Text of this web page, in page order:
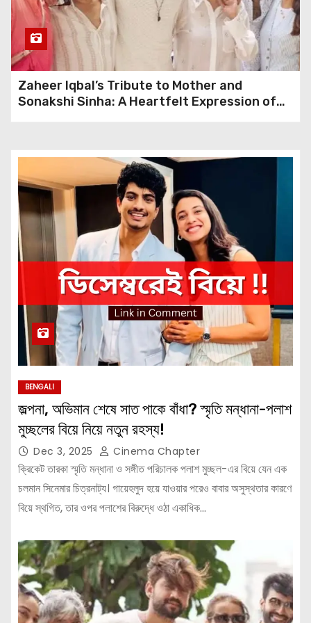
Aparna Nair
Jawan Fever Grips Dubai:
Bollywood Trailer Lights Up
Burj Khalifa
Unveiling Amitabh
Bachchan’s Fear of a
Surprising Creature
Zaheer Iqbal’s Tribute to Mother and
Sonakshi Sinha: A Heartfelt Expression of
BENGALI
জল্পনা, অভিমান শেষে সাত পাকে বাঁধা? স্মৃতি মন্ধানা-পলাশ
মুচ্ছলের বিয়ে নিয়ে নতুন রহস্য!
Dec 3, 2025 Cinema Chapter
ক্রিকেট তারকা স্মৃতি মন্ধানা ও সঙ্গীত পরিচালক পলাশ মুচ্ছল-এর বিয়ে যেন এক
চলমান সিনেমার চিত্রনাট্য। গায়েহলুদ হয়ে যাওয়ার পরেও বাবার অসুস্থতার কারণে
বিয়ে স্থগিত, তার ওপর পলাশের বিরুদ্ধে ওঠা একাধিক…